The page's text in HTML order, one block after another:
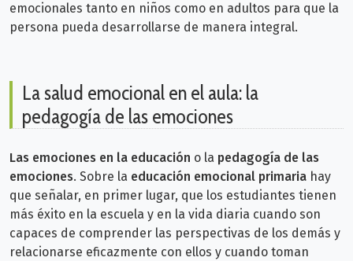
emocionales tanto en niños como en adultos para que la
persona pueda desarrollarse de manera integral.
La salud emocional en el aula: la
pedagogía de las emociones
Las emociones en la educación o la pedagogía de las
emociones. Sobre la educación emocional primaria hay
que señalar, en primer lugar, que los estudiantes tienen
más éxito en la escuela y en la vida diaria cuando son
capaces de comprender las perspectivas de los demás y
relacionarse eficazmente con ellos y cuando toman